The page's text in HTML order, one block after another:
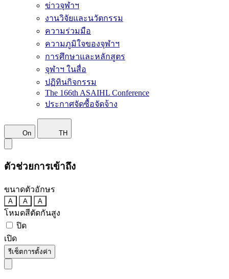
ข่าวจุฬาฯ
งานวิจัยและนวัตกรรม
ความร่วมมือ
ความภูมิใจของจุฬาฯ
การศึกษาและหลักสูตร
จุฬาฯ ในสื่อ
ปฏิทินกิจกรรม
The 166th ASAIHL Conference
ประกาศจัดซื้อจัดจ้าง
On TH
ตัวช่วยการเข้าถึง
ขนาดตัวอักษร
A A A
โหมดสีตัดกันสูง
ปิด
เปิด
รีเซ็ตการตั้งค่า